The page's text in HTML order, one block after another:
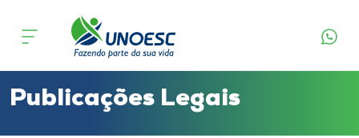
Cursos
Publicações Legais